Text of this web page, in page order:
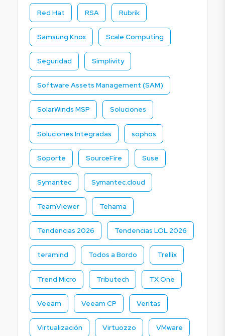
Red Hat RSA Rubrik
Samsung Knox Scale Computing
Seguridad Simplivity
Software Assets Management (SAM)
SolarWinds MSP Soluciones
Soluciones Integradas sophos
Soporte SourceFire Suse
Symantec Symantec.cloud
TeamViewer Tehama
Tendencias 2026 Tendencias LOL 2026
teramind Todos a Bordo Trellix
Trend Micro Tributech TX One
Veeam Veeam CP Veritas
Virtualización Virtuozzo VMware